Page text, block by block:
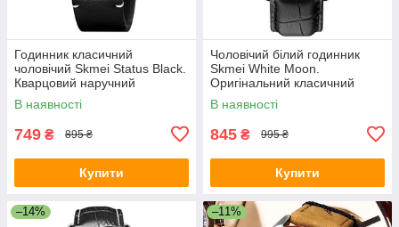
Годинник класичний
чоловічий Skmei Status Black.
Кварцовий наручний
годинник із датою
В наявності
749 ₴ 895 ₴
Купити
Чоловічий білий годинник
Skmei White Moon.
Оригінальний класичний
годинник
В наявності
845 ₴ 995 ₴
Купити
–14% –11%